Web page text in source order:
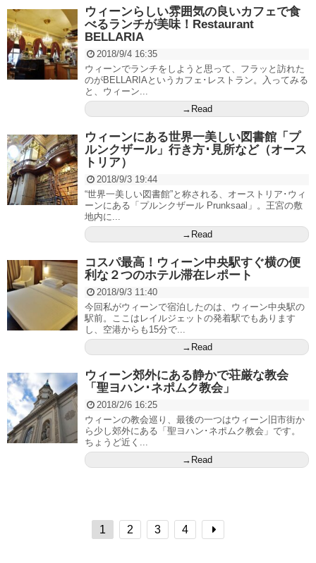
ウィーンらしい雰囲気の良いカフェで食
べるランチが美味！Restaurant
BELLARIA
2018/9/4 16:35
ウィーンでランチをしようと思って、フラッと訪れた
のがBELLARIAというカフェ･レストラン。入ってみる
と、ウィーン...
→Read
ウィーンにある世界一美しい図書館「プ
ルンクザール」行き方･見所など（オース
トリア）
2018/9/3 19:44
“世界一美しい図書館”と称される、オーストリア･ウィ
ーンにある「プルンクザール Prunksaal」。王宮の敷
地内に...
→Read
コスパ最高！ウィーン中央駅すぐ横の便
利な２つのホテル滞在レポート
2018/9/3 11:40
今回私がウィーンで宿泊したのは、ウィーン中央駅の
駅前。ここはレイルジェットの発着駅でもあります
し、空港からも15分で...
→Read
ウィーン郊外にある静かで荘厳な教会
「聖ヨハン･ネポムク教会」
2018/2/6 16:25
ウィーンの教会巡り、最後の一つはウィーン旧市街か
ら少し郊外にある「聖ヨハン･ネポムク教会」です。
ちょうど近く...
→Read
1 2 3 4